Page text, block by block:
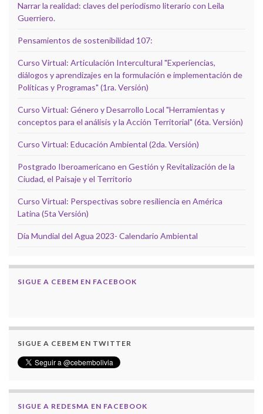
Narrar la realidad: claves del periodismo literario con Leila
Guerriero.
Pensamientos de sostenibilidad 107:
Curso Virtual: Articulación Intercultural "Experiencias,
diálogos y aprendizajes en la formulación e implementación de
Políticas y Programas" (1ra. Versión)
Curso Virtual: Género y Desarrollo Local "Herramientas y
conceptos para el análisis y la Acción Territorial" (6ta. Versión)
Curso Virtual: Educación Ambiental (2da. Versión)
Postgrado Iberoamericano en Gestión y Revitalización de la
Ciudad, el Paisaje y el Territorio
Curso Virtual: Perspectivas sobre resiliencia en América
Latina (5ta Versión)
Día Mundial del Agua 2023- Calendario Ambiental
SIGUE A CEBEM EN FACEBOOK
SIGUE A CEBEM EN TWITTER
SIGUE A REDESMA EN FACEBOOK